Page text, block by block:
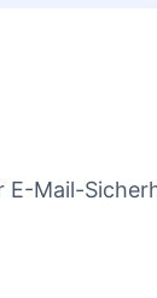
E-Mail-